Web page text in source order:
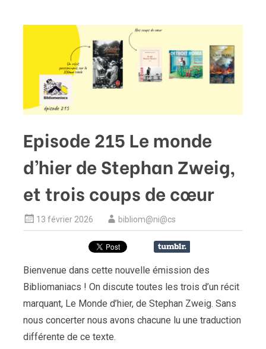
Episode 215 Le monde
d’hier de Stephan Zweig,
et trois coups de cœur
13 février 2026 bibliom@ni@cs
Bienvenue dans cette nouvelle émission des
Bibliomaniacs ! On discute toutes les trois d’un récit
marquant, Le Monde d’hier, de Stephan Zweig. Sans
nous concerter nous avons chacune lu une traduction
différente de ce texte.